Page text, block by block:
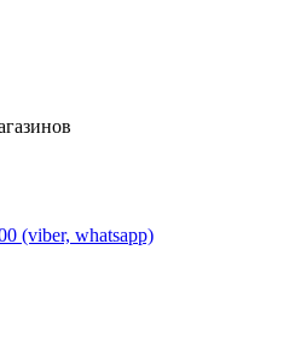
(viber, whatsapp)